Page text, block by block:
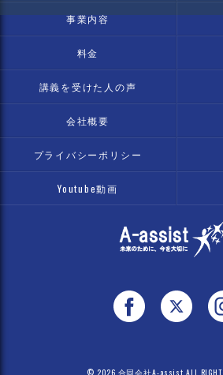
事業内容
料金
講義を受けた人の声
会社概要
プライバシーポリシー
Youtube動画
© 2026 合同会社A-assist ALL RIGHTS